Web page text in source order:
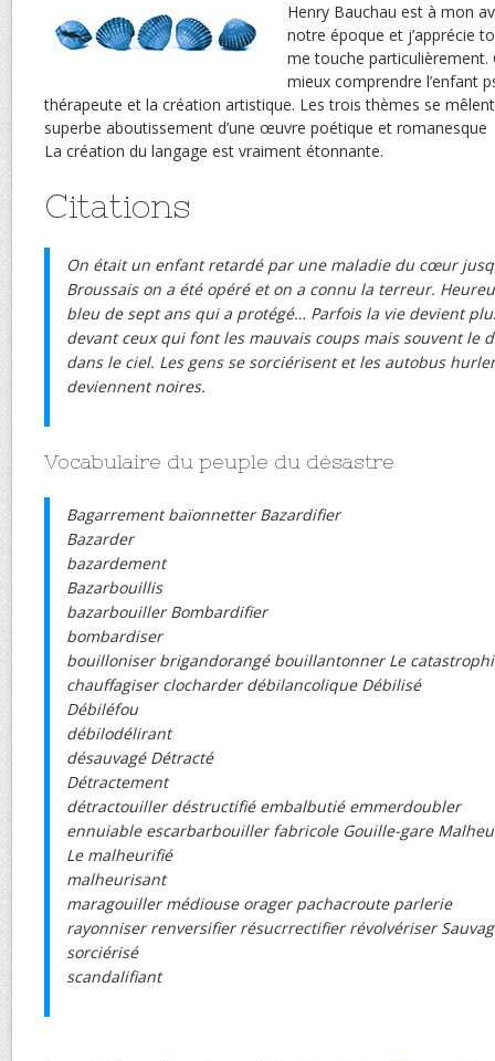
Henry Bauchau est à mon
notre époque et j’apprécie
me touche particulièrement.
mieux comprendre l’enfant
thérapeute et la création artistique. Les trois thèmes se
superbe aboutissement d’une œuvre poétique et romanesque
La création du langage est vraiment étonnante.
Citations
On était un enfant retardé par une maladie du cœur
Broussais on a été opéré et on a connu la terreur.
bleu de sept ans qui a protégé… Parfois la vie devient
devant ceux qui font les mauvais coups mais souvent le
dans le ciel. Les gens se sorciérisent et les autobus
deviennent noires.
Vocabulaire du peuple du désastre
Bagarrement baïonnetter Bazardifier
Bazarder
bazardement
Bazarbouillis
bazarbouiller Bombardifier
bombardiser
bouilloniser brigandorangé bouillantonner Le
chauffagiser clocharder débilancolique Débilisé
Débiléfou
débilodélirant
désauvagé Détracté
Détractement
détractouiller déstructifié embalbutié emmerdoubler
ennuiable escarbarbouiller fabricole Gouille-gare
Le malheurifié
malheurisant
maragouiller médiouse orager pachacroute parlerie
rayonniser renversifier résucrrectifier révolvériser
sorciérisé
scandalifiant